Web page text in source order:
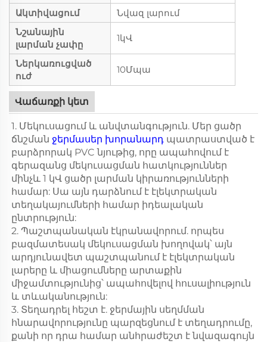
Ակտիվացում
Նվազ լարում
Նշանային
լարման չափը
1կՎ
Ներկառուցված
ուժ
10Մպա
Վաճառքի կետ
1. Մեկուսացում և անվտանգություն. Մեր ցածր
ճնշման ջերմասեր խորանարդ պատրաստված է
բարձրորակ PVC նյութից, որը ապահովում է
գերազանց մեկուսացման հատկություններ
մինչև 1 կՎ ցածր լարման կիրառությունների
համար: Սա այն դարձնում է էլեկտրական
տեղակայումների համար իդեալական
ընտրություն:
2. Պաշտպանական էկրանավորում. որպես
բազմատեսակ մեկուսացման խողովակ՝ այն
արդյունավետ պաշտպանում է էլեկտրական
լարերը և միացումները արտաքին
միջամտությունից՝ ապահովելով հուսալիություն
և տևականություն:
3. Տեղադրել հեշտ է. ջերմային սեղմման
հնարավորությունը պարզեցնում է տեղադրումը,
քանի որ դրա համար անհրաժեշտ է նվազագույն